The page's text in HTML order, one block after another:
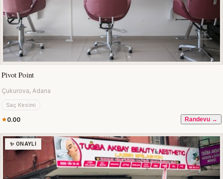
Pivot Point
Çukurova, Adana
Saç Kesimi
0.00 Randevu →
✨ ONAYLI